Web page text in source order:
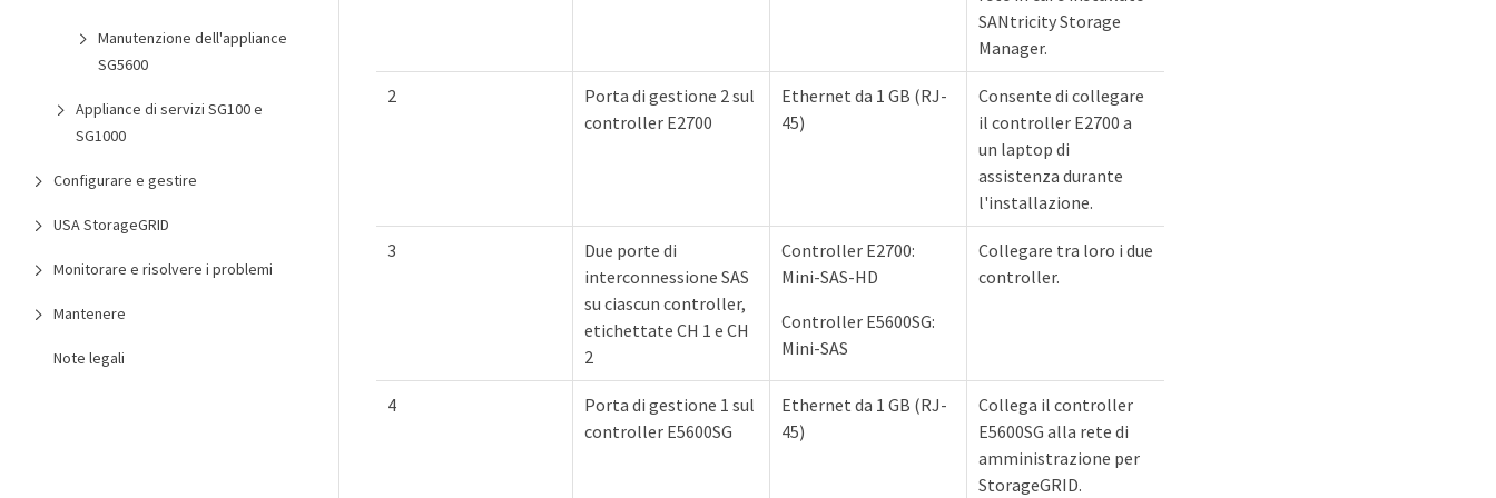
Manutenzione dell'appliance
SG5600
Appliance di servizi SG100 e
SG1000
Configurare e gestire
USA StorageGRID
Monitorare e risolvere i problemi
Mantenere
Note legali
SANtricity Storage
Manager.
2
Porta di gestione 2 sul
controller E2700
Ethernet da 1 GB (RJ-
45)
Consente di collegare
il controller E2700 a
un laptop di
assistenza durante
l'installazione.
3
Due porte di
interconnessione SAS
su ciascun controller,
etichettate CH 1 e CH
2
Controller E2700:
Mini-SAS-HD
Controller E5600SG:
Mini-SAS
Collegare tra loro i due
controller.
4
Porta di gestione 1 sul
controller E5600SG
Ethernet da 1 GB (RJ-
45)
Collega il controller
E5600SG alla rete di
amministrazione per
StorageGRID.